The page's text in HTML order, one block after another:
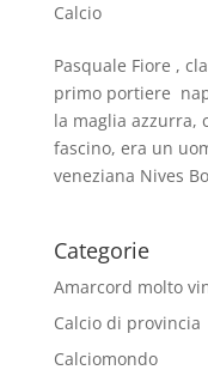
Calcio
Pasquale Fiore ,
primo portiere
la maglia azzurra,
fascino, era un
veneziana Nives
Categorie
Amarcord molto
Calcio di provincia
Calciomondo